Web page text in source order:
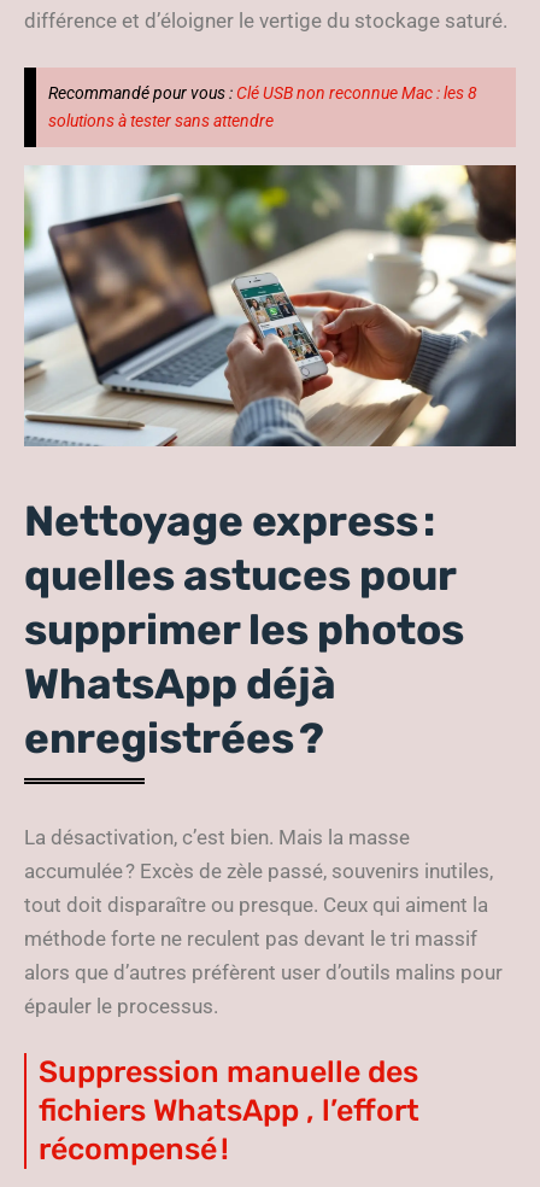
différence et d’éloigner le vertige du stockage saturé.
Recommandé pour vous : Clé USB non reconnue Mac : les 8
solutions à tester sans attendre
Nettoyage express :
quelles astuces pour
supprimer les photos
WhatsApp déjà
enregistrées ?
La désactivation, c’est bien. Mais la masse
accumulée ? Excès de zèle passé, souvenirs inutiles,
tout doit disparaître ou presque. Ceux qui aiment la
méthode forte ne reculent pas devant le tri massif
alors que d’autres préfèrent user d’outils malins pour
épauler le processus.
Suppression manuelle des
fichiers WhatsApp , l’effort
récompensé !